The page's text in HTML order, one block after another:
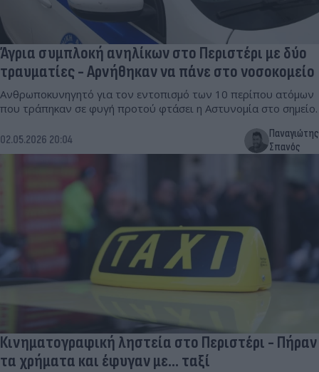
Άγρια συμπλοκή ανηλίκων στο Περιστέρι με δύο
τραυματίες - Αρνήθηκαν να πάνε στο νοσοκομείο
Ανθρωποκυνηγητό για τον εντοπισμό των 10 περίπου ατόμων
που τράπηκαν σε φυγή προτού φτάσει η Αστυνομία στο σημείο.
02.05.2026 20:04
Παναγιώτης
Σπανός
Κινηματογραφική ληστεία στο Περιστέρι - Πήραν
τα χρήματα και έφυγαν με... ταξί